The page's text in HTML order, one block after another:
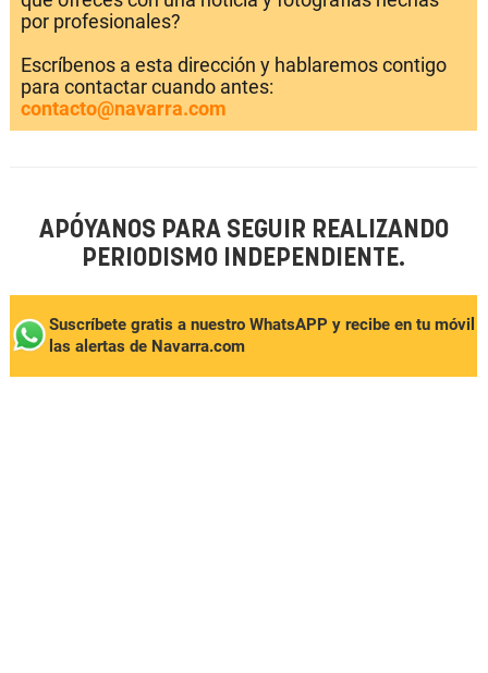
por profesionales?
Escríbenos a esta dirección y hablaremos contigo
para contactar cuando antes:
contacto@navarra.com
APÓYANOS PARA SEGUIR REALIZANDO
PERIODISMO INDEPENDIENTE.
Suscríbete gratis a nuestro WhatsAPP y recibe en tu móvil
las alertas de Navarra.com